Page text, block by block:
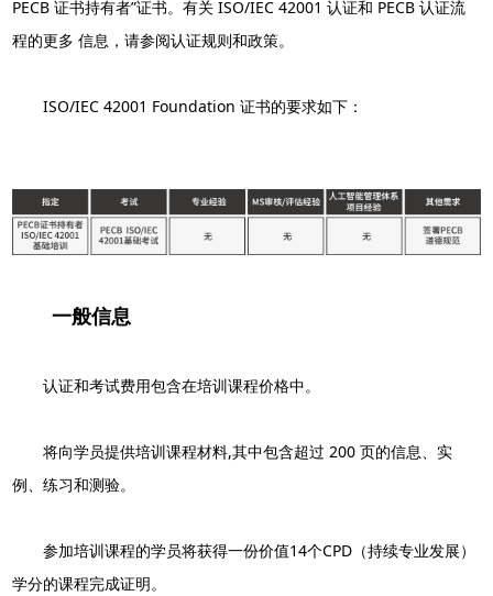
PECB 证书持有者”证书。有关 ISO/IEC 42001 认证和 PECB 认证流
程的更多 信息，请参阅认证规则和政策。
ISO/IEC 42001 Foundation 证书的要求如下：
一般信息
认证和考试费用包含在培训课程价格中。
将向学员提供培训课程材料,其中包含超过 200 页的信息、实
例、练习和测验。
参加培训课程的学员将获得一份价值14个CPD（持续专业发展）
学分的课程完成证明。